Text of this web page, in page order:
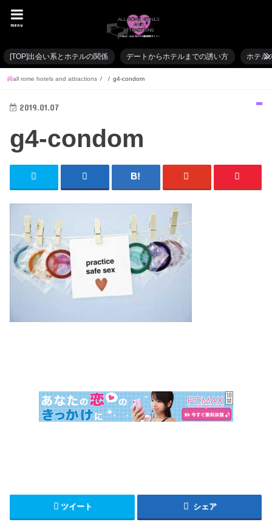
menu
[TOP]出会い系とホテルの関係 デートからホテルまでの誘い方 ホテル
all rome hotels and attractions g4-condom
2019.01.07
g4-condom
ツイート シェア